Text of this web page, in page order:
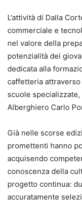
L’attività di Dalla
commerciale e
nel valore della
potenzialità dei
dedicata alla
caffetteria
scuole
Alberghiero Carlo
Già nelle scorse
promettenti hanno
acquisendo
conoscenza della
progetto continua:
accuratamente